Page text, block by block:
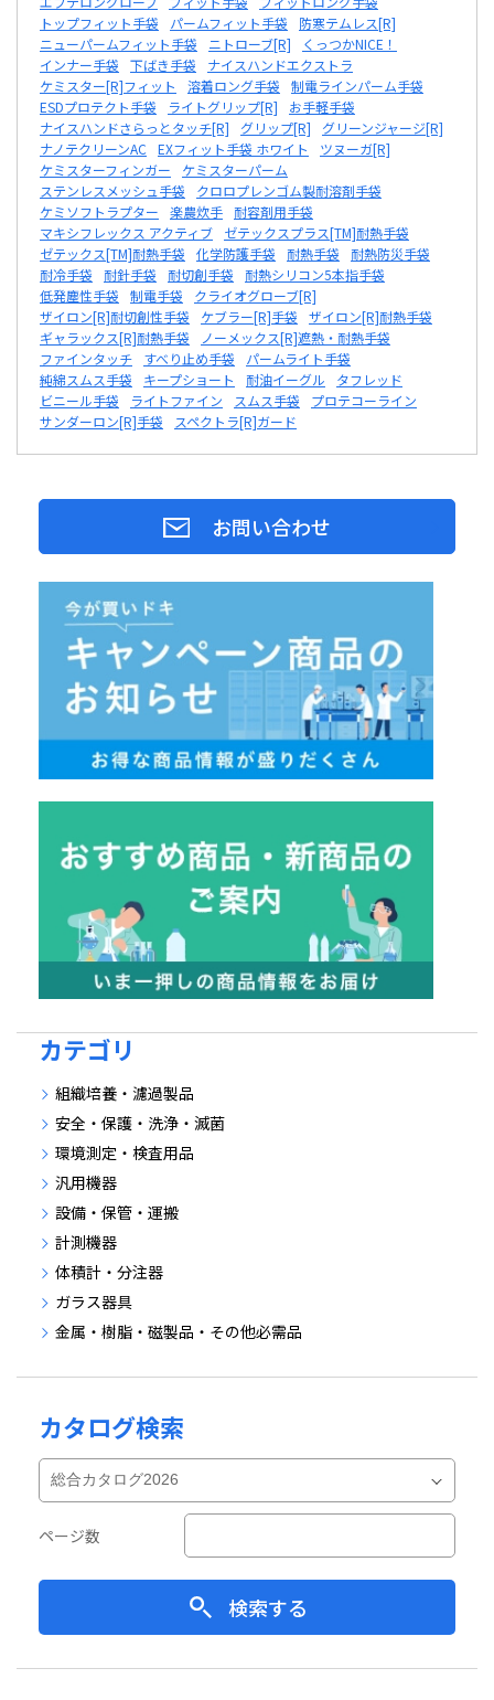
トップフィット手袋
パームフィット手袋
防寒テムレス[R]
ニューパームフィット手袋
ニトローブ[R]
くっつかNICE！
インナー手袋
下ばき手袋
ナイスハンドエクストラ
ケミスター[R]フィット
溶着ロング手袋
制電ラインパーム手袋
ESDプロテクト手袋
ライトグリップ[R]
お手軽手袋
ナイスハンドさらっとタッチ[R]
グリップ[R]
グリーンジャージ[R]
ナノテクリーンAC EXフィット手袋 ホワイト
ツヌーガ[R]
ケミスターフィンガー
ケミスターパーム
ステンレスメッシュ手袋
クロロプレンゴム製耐溶剤手袋
ケミソフトラプター
楽農炊手 耐容剤用手袋
マキシフレックス アクティブ
ゼテックスプラス[TM]耐熱手袋
ゼテックス[TM]耐熱手袋
化学防護手袋 耐熱手袋
耐熱防災手袋
耐冷手袋
耐針手袋 耐切創手袋
耐熱シリコン5本指手袋
低発塵性手袋
制電手袋
クライオグローブ[R]
ザイロン[R]耐切創性手袋
ケブラー[R]手袋
ザイロン[R]耐熱手袋
ギャラックス[R]耐熱手袋
ノーメックス[R]遮熱・耐熱手袋
ファインタッチ
すべり止め手袋
パームライト手袋
純綿スムス手袋
キープショート 耐油イーグル
タフレッド
ビニール手袋
ライトファイン スムス手袋
プロテコーライン
サンダーロン[R]手袋
スペクトラ[R]ガード
お問い合わせ
カテゴリ
組織培養・濾過製品
安全・保護・洗浄・滅菌
環境測定・検査用品
汎用機器
設備・保管・運搬
計測機器
体積計・分注器
ガラス器具
金属・樹脂・磁製品・その他必需品
カタログ検索
ページ数
検索する